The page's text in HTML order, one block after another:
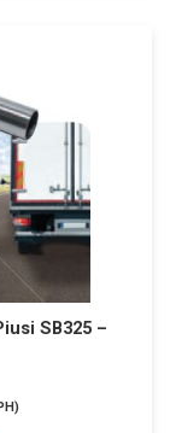
SB325 –